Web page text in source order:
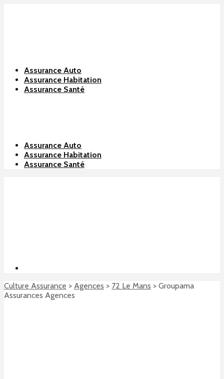
Assurance Auto
Assurance Habitation
Assurance Santé
Assurance Auto
Assurance Habitation
Assurance Santé
Culture Assurance > Agences > 72 Le Mans > Groupama
Assurances Agences